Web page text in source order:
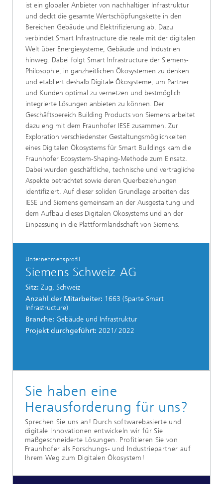
ist ein globaler Anbieter von nachhaltiger Infrastruktur
und deckt die gesamte Wertschöpfungskette in den
Bereichen Gebäude und Elektrifizierung ab. Dazu
verbindet Smart Infrastructure die reale mit der digitalen
Welt über Energiesysteme, Gebäude und Industrien
hinweg. Dabei folgt Smart Infrastructure der Siemens-
Philosophie, in ganzheitlichen Ökosystemen zu denken
und etabliert deshalb Digitale Ökosysteme, um Partner
und Kunden optimal zu vernetzen und bestmöglich
integrierte Lösungen anbieten zu können. Der
Geschäftsbereich Building Products von Siemens arbeitet
dazu eng mit dem Fraunhofer IESE zusammen. Zur
Exploration verschiedenster Gestaltungsmöglichkeiten
eines Digitalen Ökosystems für Smart Buildings kam die
Fraunhofer Ecosystem-Shaping-Methode zum Einsatz.
Dabei wurden geschäftliche, technische und vertragliche
Aspekte betrachtet sowie deren Querbeziehungen
identifiziert. Auf dieser soliden Grundlage arbeiten das
IESE und Siemens gemeinsam an der Ausgestaltung und
dem Aufbau dieses Digitalen Ökosystems und an der
Einpassung in die Plattformlandschaft von Siemens.
Unternehmensprofil
Siemens Schweiz AG
Sitz: Zug, Schweiz
Anzahl der Mitarbeiter: 1663 (Sparte Smart
Infrastructure)
Branche: Gebäude und Infrastruktur
Projekt durchgeführt: 2021/ 2022
Sie haben eine
Herausforderung für uns?
Sprechen Sie uns an! Durch softwarebasierte und
digitale Innovationen entwickeln wir für Sie
maßgeschneiderte Lösungen. Profitieren Sie von
Fraunhofer als Forschungs- und Industriepartner auf
Ihrem Weg zum Digitalen Ökosystem!